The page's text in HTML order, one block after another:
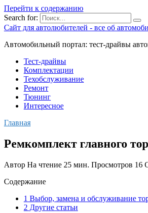
Перейти к содержанию
Search for:
Сайт для автолюбителей - все об
Автомобильный портал: тест-драйвы
Тест-драйвы
Комплектации
Техобслуживание
Ремонт
Тюнинг
Интересное
Главная
Ремкомплект главного
Автор На чтение 25 мин. Просмотров 16
Содержание
1 Выбор, замена и обслуживание
2 Другие статьи